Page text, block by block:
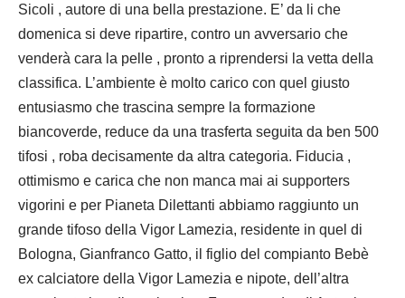
Sicoli , autore di una bella prestazione. E’ da li che
domenica si deve ripartire, contro un avversario che
venderà cara la pelle , pronto a riprendersi la vetta della
classifica. L’ambiente è molto carico con quel giusto
entusiasmo che trascina sempre la formazione
biancoverde, reduce da una trasferta seguita da ben 500
tifosi , roba decisamente da altra categoria. Fiducia ,
ottimismo e carica che non manca mai ai supporters
vigorini e per Pianeta Dilettanti abbiamo raggiunto un
grande tifoso della Vigor Lamezia, residente in quel di
Bologna, Gianfranco Gatto, il figlio del compianto Bebè
ex calciatore della Vigor Lamezia e nipote, dell’altra